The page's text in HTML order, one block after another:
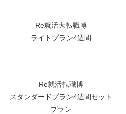
Re就活大転職博
ライトプラン4週間
Re就活転職博
スタンダードプラン4週間セット
プラン